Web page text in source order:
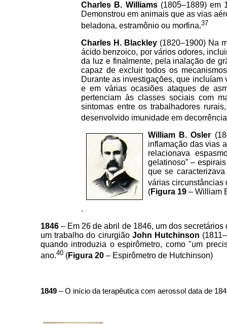
Charles B. Williams (1805–1889) em
Demonstrou em animais que as vias
beladona, estramônio ou morfina.37
Charles H. Blackley (1820–1900) Na
ácido benzoico, por vários odores,
da luz e finalmente, pela inalação de
capaz de excluir todos os
Durante as investigações, que
e em várias ocasiões ataques de
pertenciam às classes sociais com
sintomas entre os trabalhadores
desenvolvido imunidade em
William B. Osler
inflamação das vias
relacionava
gelatinoso” –
que se
várias circunstâncias
(Figura 19 – William
.
1846– Em 26 de abril de 1846, um dos
um trabalho do cirurgião John Hutchinson
quando introduzia o espirômetro, como "um
ano.40 (Figura 20 – Espirômetro de Hutchinson)
1849 – O início da terapêutica com aerossol data de